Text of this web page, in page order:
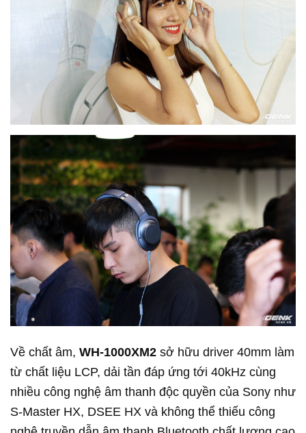
Về chất âm, WH-1000XM2 sở hữu driver 40mm làm
từ chất liệu LCP, dải tần đáp ứng tới 40kHz cùng
nhiều công nghệ âm thanh độc quyền của Sony như
S-Master HX, DSEE HX và không thể thiếu công